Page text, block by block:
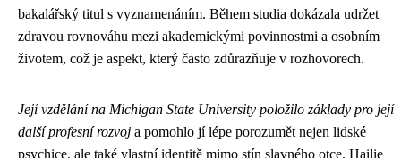
bakalářský titul s vyznamenáním. Během studia dokázala udržet
zdravou rovnováhu mezi akademickými povinnostmi a osobním
životem, což je aspekt, který často zdůrazňuje v rozhovorech.
Její vzdělání na Michigan State University položilo základy pro její
další profesní rozvoj a pomohlo jí lépe porozumět nejen lidské
psychice, ale také vlastní identitě mimo stín slavného otce. Hailie